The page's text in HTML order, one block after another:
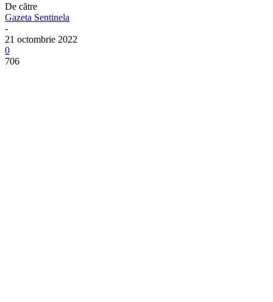
De către
Gazeta Sentinela
-
21 octombrie 2022
0
706